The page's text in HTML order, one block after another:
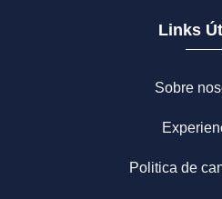
Links
Sobre
Politica de